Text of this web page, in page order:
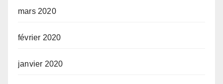
mars 2020
février 2020
janvier 2020